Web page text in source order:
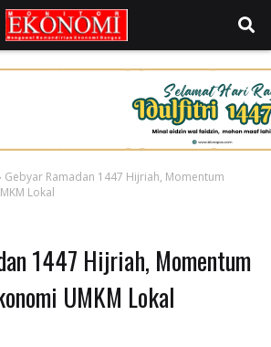
Gebyar Ramadan 1447 Hijriah, Momentum
Lokal
1447 Hijriah, Momentum
UMKM Lokal